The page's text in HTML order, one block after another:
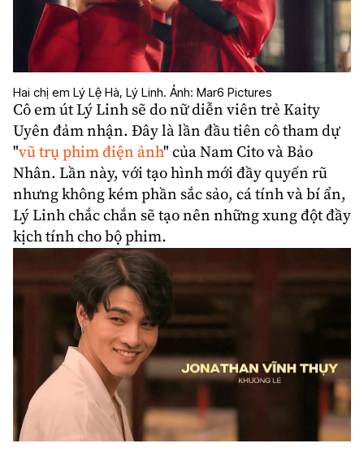
Hai chị em Lý Lệ Hà, Lý Linh. Ảnh: Mar6 Pictures
Cô em út Lý Linh sẽ do nữ diễn viên trẻ Kaity
Uyên đảm nhận. Đây là lần đầu tiên cô tham dự
"vũ trụ phim điện ảnh" của Nam Cito và Bảo
Nhân. Lần này, với tạo hình mới đầy quyến rũ
nhưng không kém phần sắc sảo, cá tính và bí ẩn,
Lý Linh chắc chắn sẽ tạo nên những xung đột đầy
kịch tính cho bộ phim.